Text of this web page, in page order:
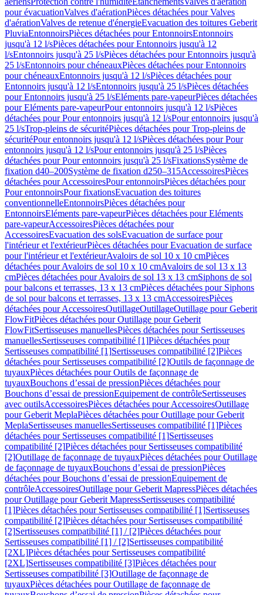
pour évacuationValves d'aérationPièces détachées pour Valves
d'aérationValves de retenue d'énergieEvacuation des toitures Geberit
PluviaEntonnoirsPièces détachées pour EntonnoirsEntonnoirs
jusqu'à 12 l/sPièces détachées pour Entonnoirs jusqu'à 12
l/sEntonnoirs jusqu'à 25 l/sPièces détachées pour Entonnoirs jusqu'à
25 l/sEntonnoirs pour chéneauxPièces détachées pour Entonnoirs
pour chéneauxEntonnoirs jusqu'à 12 l/sPièces détachées pour
Entonnoirs jusqu'à 12 l/sEntonnoirs jusqu'à 25 l/sPièces détachées
pour Entonnoirs jusqu'à 25 l/sEléments pare-vapeurPièces détachées
pour Eléments pare-vapeurPour entonnoirs jusqu'à 12 l/sPièces
détachées pour Pour entonnoirs jusqu'à 12 l/sPour entonnoirs jusqu'à
25 l/sTrop-pleins de sécuritéPièces détachées pour Trop-pleins de
sécuritéPour entonnoirs jusqu'à 12 l/sPièces détachées pour Pour
entonnoirs jusqu'à 12 l/sPour entonnoirs jusqu'à 25 l/sPièces
détachées pour Pour entonnoirs jusqu'à 25 l/sFixationsSystème de
fixation d40–200Système de fixation d250–315AccessoiresPièces
détachées pour AccessoiresPour entonnoirsPièces détachées pour
Pour entonnoirsPour fixationsEvacuation des toitures
conventionnelleEntonnoirsPièces détachées pour
EntonnoirsEléments pare-vapeurPièces détachées pour Eléments
pare-vapeurAccessoiresPièces détachées pour
AccessoiresEvacuation des solsEvacuation de surface pour
l'intérieur et l'extérieurPièces détachées pour Evacuation de surface
pour l'intérieur et l'extérieurAvaloirs de sol 10 x 10 cmPièces
détachées pour Avaloirs de sol 10 x 10 cmAvaloirs de sol 13 x 13
cmPièces détachées pour Avaloirs de sol 13 x 13 cmSiphons de sol
pour balcons et terrasses, 13 x 13 cmPièces détachées pour Siphons
de sol pour balcons et terrasses, 13 x 13 cmAccessoiresPièces
détachées pour AccessoiresOutillageOutillageOutillage pour Geberit
FlowFitPièces détachées pour Outillage pour Geberit
FlowFitSertisseuses manuellesPièces détachées pour Sertisseuses
manuellesSertisseuses compatibilité [1]Pièces détachées pour
Sertisseuses compatibilité [1]Sertisseuses compatibilité [2]Pièces
détachées pour Sertisseuses compatibilité [2]Outils de façonnage de
tuyauxPièces détachées pour Outils de façonnage de
tuyauxBouchons d’essai de pressionPièces détachées pour
Bouchons d’essai de pressionEquipement de contrôleSertisseuses
avec outilsAccessoiresPièces détachées pour AccessoiresOutillage
pour Geberit MeplaPièces détachées pour Outillage pour Geberit
MeplaSertisseuses manuellesSertisseuses compatibilité [1]Pièces
détachées pour Sertisseuses compatibilité [1]Sertisseuses
compatibilité [2]Pièces détachées pour Sertisseuses compatibilité
[2]Outillage de façonnage de tuyauxPièces détachées pour Outillage
de façonnage de tuyauxBouchons d’essai de pressionPièces
détachées pour Bouchons d’essai de pressionEquipement de
contrôleAccessoiresOutillage pour Geberit MapressPièces détachées
pour Outillage pour Geberit MapressSertisseuses compatibilité
[1]Pièces détachées pour Sertisseuses compatibilité [1]Sertisseuses
compatibilité [2]Pièces détachées pour Sertisseuses compatibilité
[2]Sertisseuses compatibilité [1] / [2]Pièces détachées pour
Sertisseuses compatibilité [1] / [2]Sertisseuses compatibilité
[2XL]Pièces détachées pour Sertisseuses compatibilité
[2XL]Sertisseuses compatibilité [3]Pièces détachées pour
Sertisseuses compatibilité [3]Outillage de façonnage de
tuyauxPièces détachées pour Outillage de façonnage de